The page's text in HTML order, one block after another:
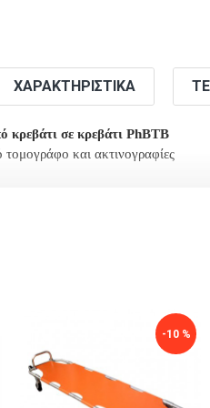
ΧΑΡΑΚΤΗΡΙΣΤΙΚΆ
κρεβάτι σε κρεβάτι PhBTB
και ακτινογραφίες
-10 %